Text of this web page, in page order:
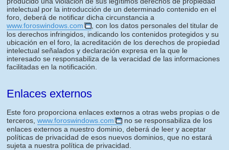
intelectual por la introducción de un determinado contenido en el
foro, deberá de notificar dicha circunstancia a
www.foroswindows.com
, con los datos personales del titular de
los derechos infringidos, indicando los contenidos protegidos y su
ubicación en el foro, la acreditación de los derechos de propiedad
intelectual señalados y declaración expresa en la que le
interesado se responsabiliza de la veracidad de las informaciones
facilitadas en la notificación.
Enlaces externos
Este foro proporciona enlaces externos a otras webs propias o de
terceros, www.foroswindows.com
no se responsabiliza de los
enlaces externos a nuestro dominio, deberá de leer y aceptar
políticas de privacidad de esos nuevos dominios, que no estará
sujeta a nuestra política de privacidad.